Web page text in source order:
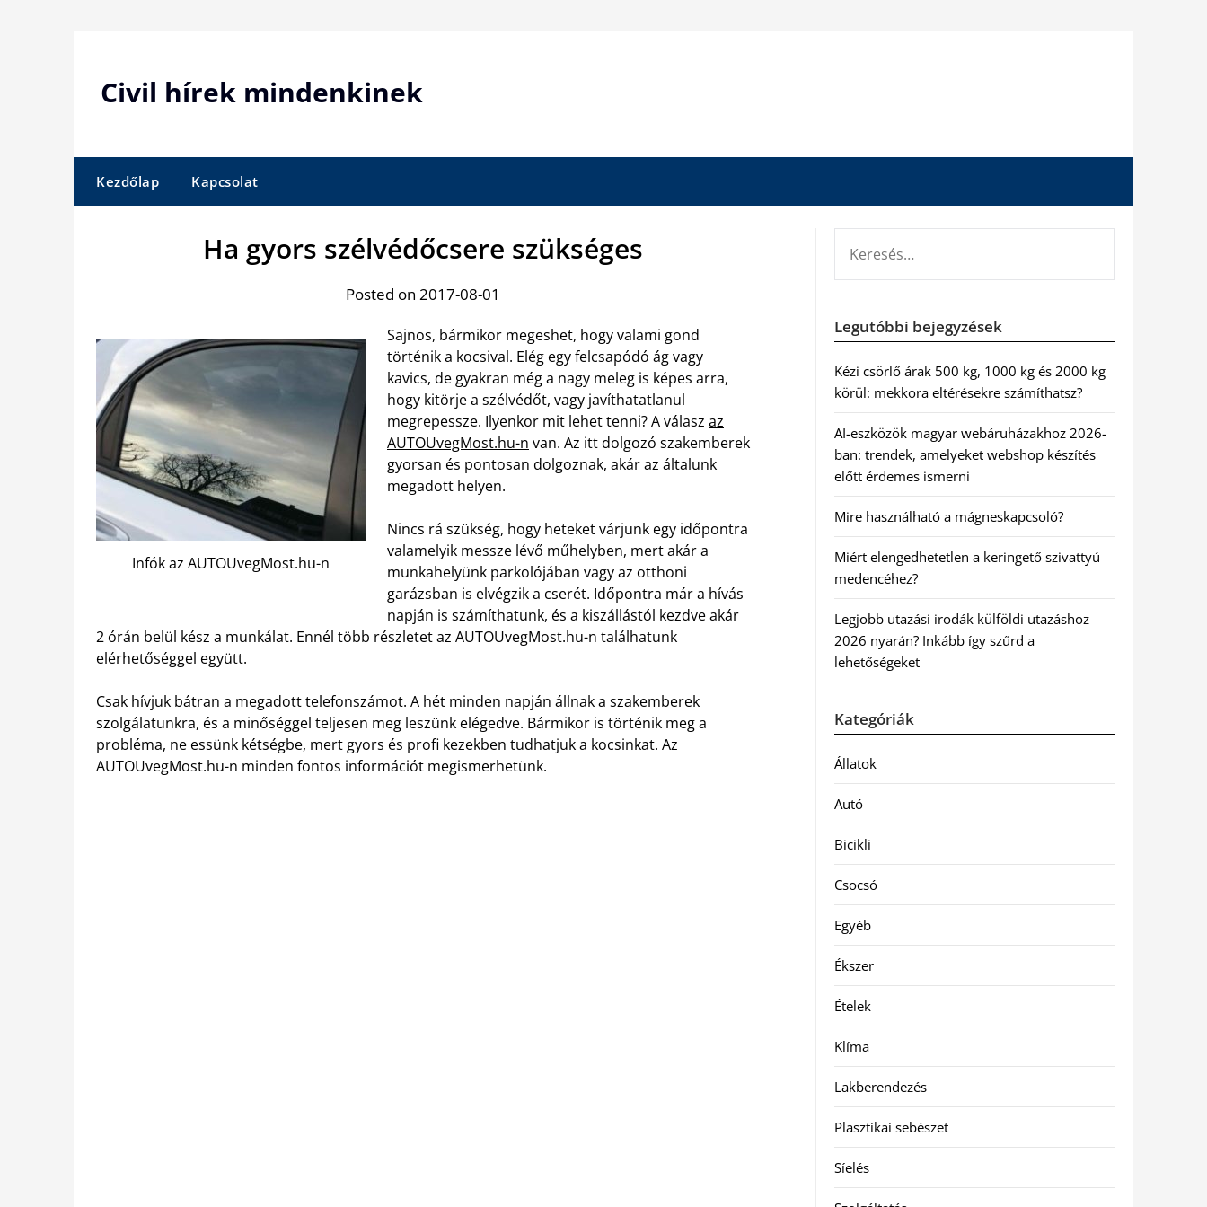
Civil hírek mindenkinek
Kezdőlap Kapcsolat
Ha gyors szélvédőcsere szükséges
Posted on 2017-08-01
Infók az AUTOUvegMost.hu-n
Sajnos, bármikor megeshet, hogy valami gond
történik a kocsival. Elég egy felcsapódó ág vagy
kavics, de gyakran még a nagy meleg is képes arra,
hogy kitörje a szélvédőt, vagy javíthatatlanul
megrepessze. Ilyenkor mit lehet tenni? A válasz az
AUTOUvegMost.hu-n van. Az itt dolgozó szakemberek
gyorsan és pontosan dolgoznak, akár az általunk
megadott helyen.
Nincs rá szükség, hogy heteket várjunk egy időpontra
valamelyik messze lévő műhelyben, mert akár a
munkahelyünk parkolójában vagy az otthoni
garázsban is elvégzik a cserét. Időpontra már a hívás
napján is számíthatunk, és a kiszállástól kezdve akár
2 órán belül kész a munkálat. Ennél több részletet az AUTOUvegMost.hu-n találhatunk
elérhetőséggel együtt.
Csak hívjuk bátran a megadott telefonszámot. A hét minden napján állnak a szakemberek
szolgálatunkra, és a minőséggel teljesen meg leszünk elégedve. Bármikor is történik meg a
probléma, ne essünk kétségbe, mert gyors és profi kezekben tudhatjuk a kocsinkat. Az
AUTOUvegMost.hu-n minden fontos információt megismerhetünk.
Legutóbbi bejegyzések
Kézi csörlő árak 500 kg, 1000 kg és 2000 kg
körül: mekkora eltérésekre számíthatsz?
AI-eszközök magyar webáruházakhoz 2026-
ban: trendek, amelyeket webshop készítés
előtt érdemes ismerni
Mire használható a mágneskapcsoló?
Miért elengedhetetlen a keringető szivattyú
medencéhez?
Legjobb utazási irodák külföldi utazáshoz
2026 nyarán? Inkább így szűrd a
lehetőségeket
Kategóriák
Állatok
Autó
Bicikli
Csocsó
Egyéb
Ékszer
Ételek
Klíma
Lakberendezés
Plasztikai sebészet
Síelés